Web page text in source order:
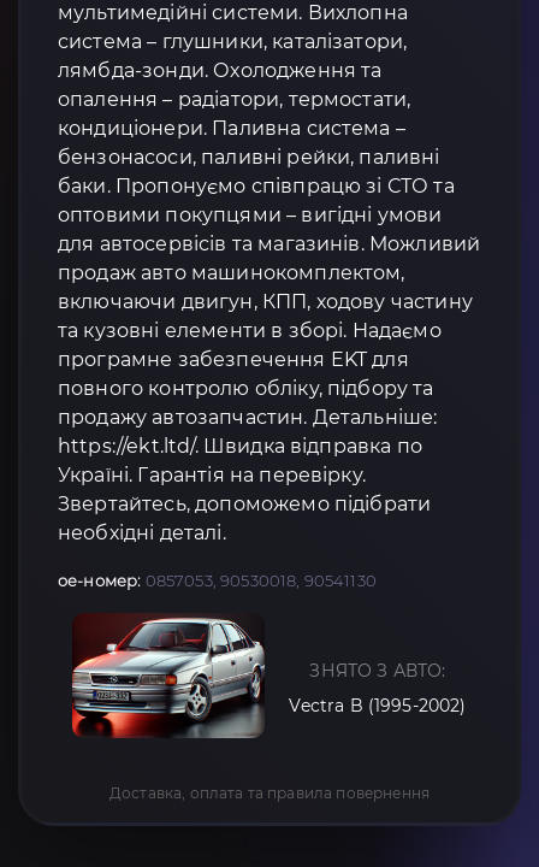
мультимедійні системи. Вихлопна
система – глушники, каталізатори,
лямбда-зонди. Охолодження та
опалення – радіатори, термостати,
кондиціонери. Паливна система –
бензонасоси, паливні рейки, паливні
баки. Пропонуємо співпрацю зі СТО та
оптовими покупцями – вигідні умови
для автосервісів та магазинів. Можливий
продаж авто машинокомплектом,
включаючи двигун, КПП, ходову частину
та кузовні елементи в зборі. Надаємо
програмне забезпечення EKT для
повного контролю обліку, підбору та
продажу автозапчастин. Детальніше:
https://ekt.ltd/. Швидка відправка по
Україні. Гарантія на перевірку.
Звертайтесь, допоможемо підібрати
необхідні деталі.
oe-номер: 0857053, 90530018, 90541130
ЗНЯТО З АВТО:
Vectra B (1995-2002)
Доставка, оплата та правила повернення